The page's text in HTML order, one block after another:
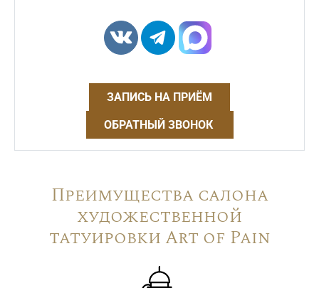
ЗАПИСЬ НА ПРИЁМ
ОБРАТНЫЙ ЗВОНОК
Преимущества салона
художественной
татуировки Art of Pain